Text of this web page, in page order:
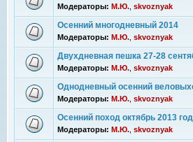
Модераторы: М.Ю. skvoznyak
Осенний многодневный 2014
Модераторы: М.Ю. skvoznyak
Двухдневная пешка 27-28
Модераторы: М.Ю. skvoznyak
Однодневный осенний
Модераторы: М.Ю. skvoznyak
Осенний поход октябрь 2013
Модераторы: М.Ю. skvoznyak